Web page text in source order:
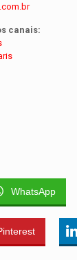
canais:
WhatsApp